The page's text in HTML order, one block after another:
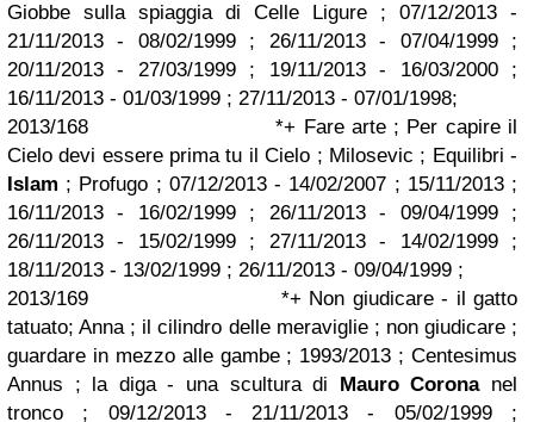
Giobbe sulla spiaggia di Celle Ligure ; 07/12/2013 -
21/11/2013 - 08/02/1999 ; 26/11/2013 - 07/04/1999 ;
20/11/2013 - 27/03/1999 ; 19/11/2013 - 16/03/2000 ;
16/11/2013 - 01/03/1999 ; 27/11/2013 - 07/01/1998;
2013/168 *+ Fare arte ; Per capire il
Cielo devi essere prima tu il Cielo ; Milosevic ; Equilibri -
Islam ; Profugo ; 07/12/2013 - 14/02/2007 ; 15/11/2013 ;
16/11/2013 - 16/02/1999 ; 26/11/2013 - 09/04/1999 ;
26/11/2013 - 15/02/1999 ; 27/11/2013 - 14/02/1999 ;
18/11/2013 - 13/02/1999 ; 26/11/2013 - 09/04/1999 ;
2013/169 *+ Non giudicare - il gatto
tatuato; Anna ; il cilindro delle meraviglie ; non giudicare ;
guardare in mezzo alle gambe ; 1993/2013 ; Centesimus
Annus ; la diga - una scultura di Mauro Coronanel
tronco ; 09/12/2013 - 21/11/2013 - 05/02/1999 ;